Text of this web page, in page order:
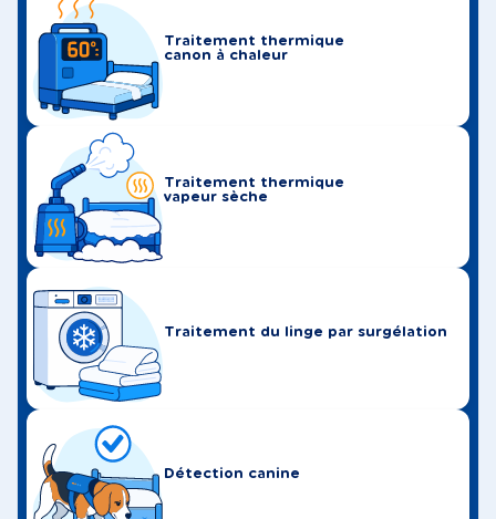
Traitement thermique
canon à chaleur
Traitement thermique
vapeur sèche
Traitement du linge par surgélation
Détection canine